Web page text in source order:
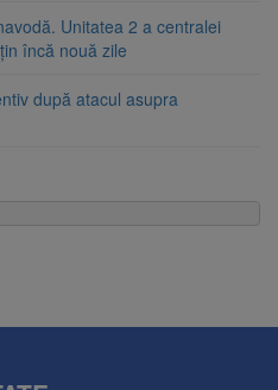
Unitatea 2 a centralei
încă nouă zile
după atacul asupra